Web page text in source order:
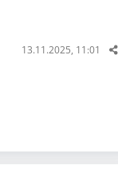
13.11.2025, 11:01